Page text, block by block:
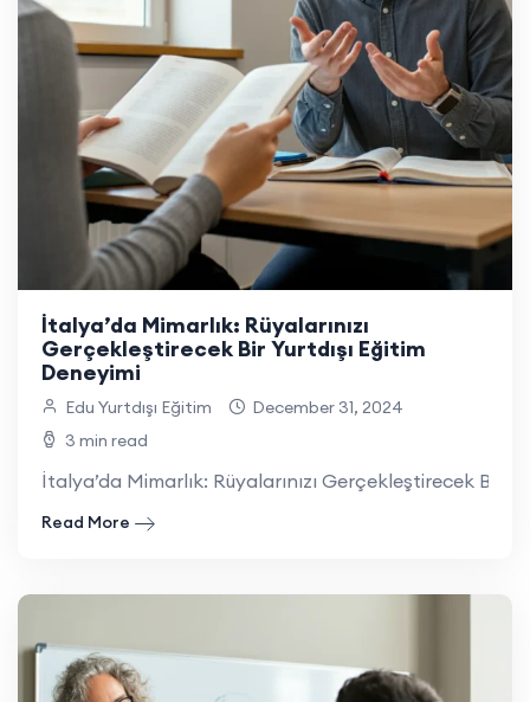
İtalya’da Mimarlık: Rüyalarınızı
Gerçekleştirecek Bir Yurtdışı Eğitim
Deneyimi
Edu Yurtdışı Eğitim
December 31, 2024
3 min read
İtalya’da Mimarlık: Rüyalarınızı Gerçekleştirecek Bir
Read More